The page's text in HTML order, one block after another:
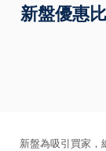
新盤優惠
新盤為吸引買家，